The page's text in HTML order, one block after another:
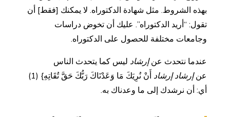
بهذه الشروط. مثل شهادة الدكتوراه. لا يمكنك [فقط] أن
تقول: “أريد الدكتوراه”. عليك أن تخوض دراسات
وجامعات مختلفة للحصول على الدكتوراه.
عندما نتحدث عنإرشاد ليس كما يتحدث الناس
عنإرشاد إرشاد
أَنْ نُرِيَكَ مَا وَعَدْنَاكَ رَبُّكَ حَقَّ تُقَاتِهِ} (1)
أي: أن نرشدك إلى ما وعدناك به.